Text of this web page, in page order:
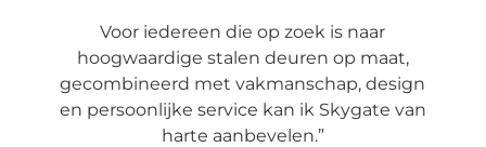
Voor iedereen die op zoek is naar
hoogwaardige stalen deuren op maat,
gecombineerd met vakmanschap, design
en persoonlijke service kan ik Skygate van
harte aanbevelen.”